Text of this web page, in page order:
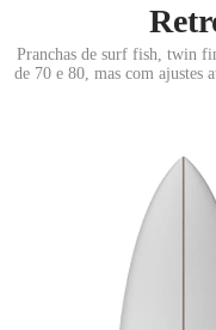
Pranchas de surf fish, twin
de 70 e 80, mas com ajustes